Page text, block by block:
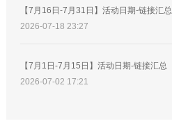
【7月16日-7月31日】活动日期-链接汇总
2026-07-18 23:27
【7月1日-7月15日】活动日期-链接汇总
2026-07-02 17:21